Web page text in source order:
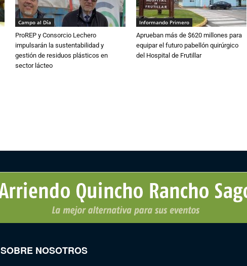
Campo al Día
ProREP y Consorcio Lechero
impulsarán la sustentabilidad y
gestión de residuos plásticos en
sector lácteo
Informando Primero
Aprueban más de $620 millones para
equipar el futuro pabellón quirúrgico
del Hospital de Frutillar
SOBRE NOSOTROS